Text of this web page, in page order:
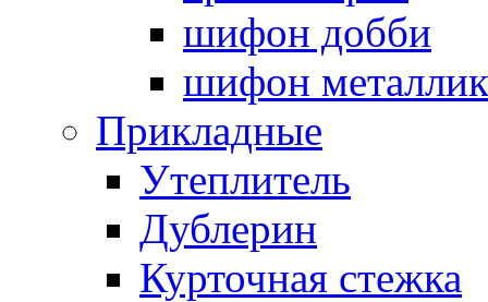
шифон добби
шифон металлик
Прикладные
Утеплитель
Дублерин
Курточная стежка